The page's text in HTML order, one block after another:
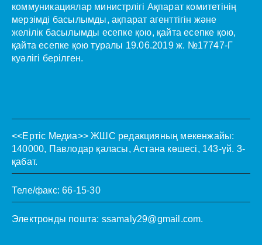
коммуникациялар министрлігі Ақпарат комитетінің
мерзімді басылымды, ақпарат агенттігін және
желілік басылымды есепке қою, қайта есепке қою,
қайта есепке қою туралы 19.06.2019 ж. №17747-Г
куәлігі берілген.
<<Ертіс Медиа>> ЖШС редакцияның мекенжайы:
140000, Павлодар қаласы, Астана көшесі, 143-үй. 3-
қабат.
Теле/факс: 66-15-30
Электронды пошта: ssamaly29@gmail.com.